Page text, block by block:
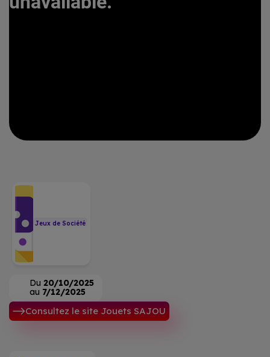
Jeux de Société
Du 20/10/2025
au 7/12/2025
Consultez le site Jouets SAJOU